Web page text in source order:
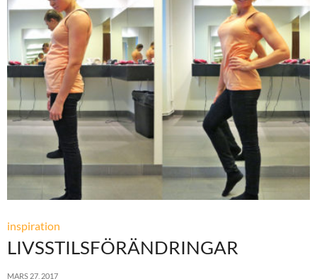
inspiration
LIVSSTILSFÖRÄNDRINGAR
MARS 27, 2017